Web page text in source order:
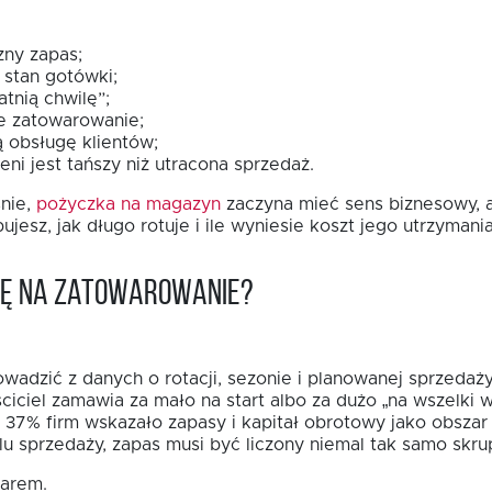
zapas;
stan gotówki;
chwilę”;
zatowarowanie;
obsługę klientów;
jest tańszy niż utracona sprzedaż.
pożyczka na magazyn zaczyna mieć sens
jak długo rotuje i ile wyniesie koszt jego
na zatowarowanie?
z danych o rotacji, sezonie i planowanej
zamawia za mało na start albo za dużo „na wszelki
firm wskazało zapasy i kapitał obrotowy jako
sprzedaży, zapas musi być liczony niemal tak samo